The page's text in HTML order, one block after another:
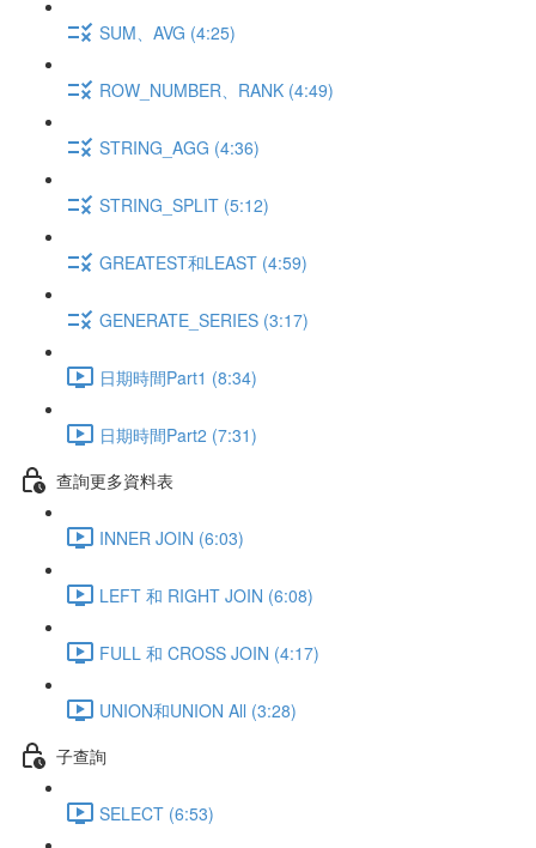
SUM、AVG (4:25)
ROW_NUMBER、RANK (4:49)
STRING_AGG (4:36)
STRING_SPLIT (5:12)
GREATEST和LEAST (4:59)
GENERATE_SERIES (3:17)
日期時間Part1 (8:34)
日期時間Part2 (7:31)
查詢更多資料表
INNER JOIN (6:03)
LEFT 和 RIGHT JOIN (6:08)
FULL 和 CROSS JOIN (4:17)
UNION和UNION All (3:28)
子查詢
SELECT (6:53)